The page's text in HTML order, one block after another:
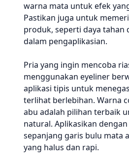
warna mata untuk efek
Pastikan juga untuk
produk, seperti daya tahan
dalam pengaplikasian.
Pria yang ingin mencoba
menggunakan eyeliner
aplikasi tipis untuk
terlihat berlebihan. Warna
abu adalah pilihan terbaik
natural. Aplikasikan
sepanjang garis bulu mata
yang halus dan rapi.